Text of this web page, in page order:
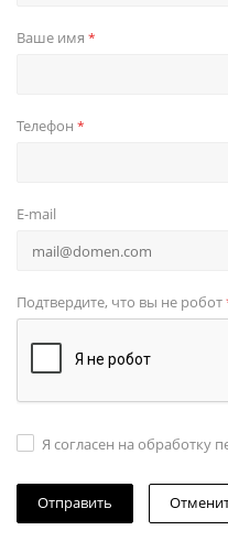
Ваше имя *
Телефон *
E-mail
Подтвердите, что вы не робот
Я согласен на обработку